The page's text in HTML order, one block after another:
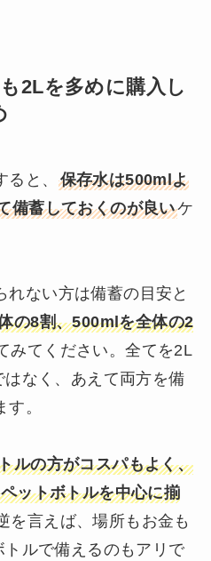
2Lを多めに購入し
と、 保存水は500mlよ
備蓄しておくのが良いケ
れない方は備蓄の目安と
の8割、500mlを全体の2
みてください。全てを2L
なく、あえて両方を備
。
ルの方がコスパもよく、
ットボトルを中心に揃
を言えば、場所もお金も
ルで備えるのもアリで